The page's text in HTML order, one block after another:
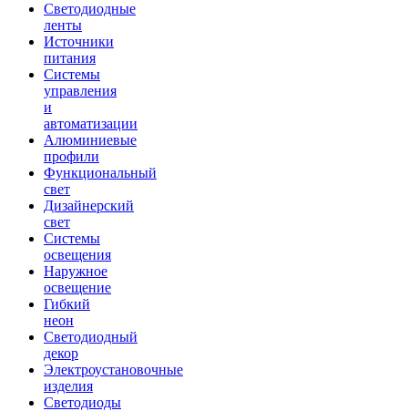
Светодиодные
ленты
Источники
питания
Системы
управления
и
автоматизации
Алюминиевые
профили
Функциональный
свет
Дизайнерский
свет
Системы
освещения
Наружное
освещение
Гибкий
неон
Светодиодный
декор
Электроустановочные
изделия
Светодиоды